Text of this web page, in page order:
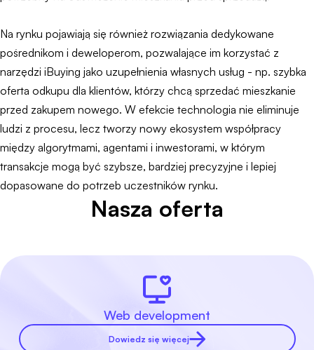
Na rynku pojawiają się również rozwiązania dedykowane
pośrednikom i deweloperom, pozwalające im korzystać z
narzędzi iBuying jako uzupełnienia własnych usług - np. szybka
oferta odkupu dla klientów, którzy chcą sprzedać mieszkanie
przed zakupem nowego. W efekcie technologia nie eliminuje
ludzi z procesu, lecz tworzy nowy ekosystem współpracy
między algorytmami, agentami i inwestorami, w którym
transakcje mogą być szybsze, bardziej precyzyjne i lepiej
dopasowane do potrzeb uczestników rynku.
Nasza oferta
Web development
Dowiedz się więcej